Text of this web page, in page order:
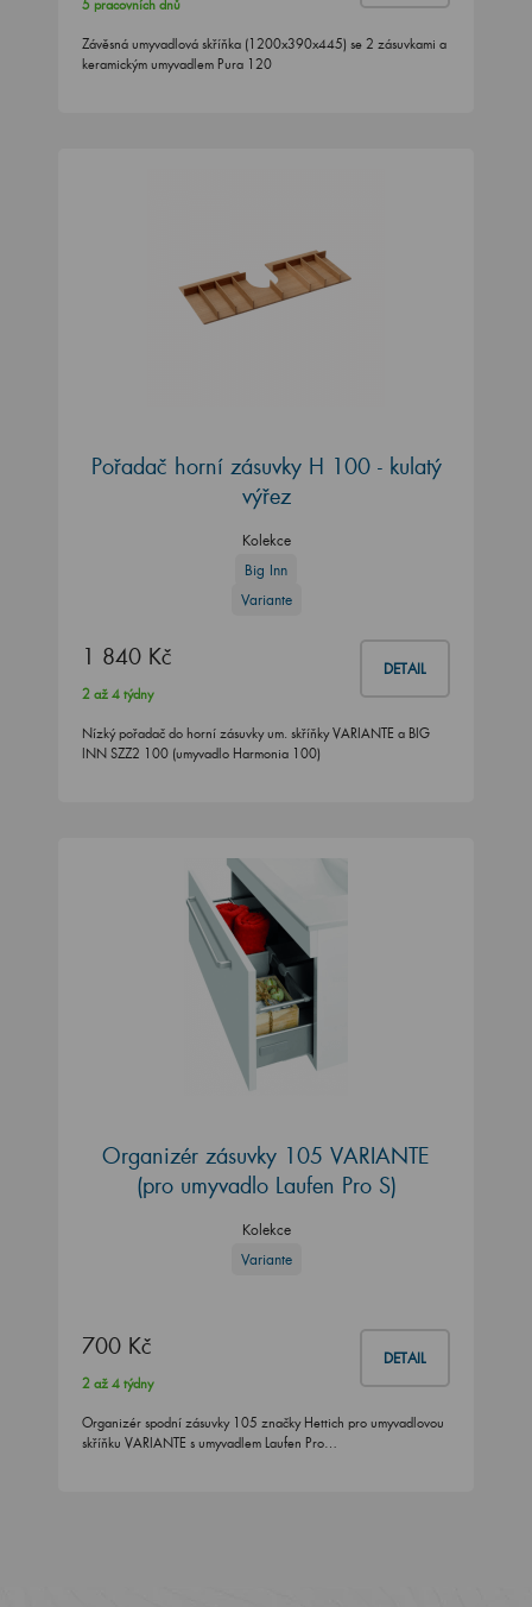
5 pracovních dnů
Závěsná umyvadlová skříňka (1200x390x445) se 2 zásuvkami a
keramickým umyvadlem Pura 120
Pořadač horní zásuvky H 100 - kulatý
výřez
Kolekce
Big Inn
Variante
1 840 Kč DETAIL
2 až 4 týdny
Nízký pořadač do horní zásuvky um. skříňky VARIANTE a BIG
INN SZZ2 100 (umyvadlo Harmonia 100)
Organizér zásuvky 105 VARIANTE
(pro umyvadlo Laufen Pro S)
Kolekce
Variante
700 Kč DETAIL
2 až 4 týdny
Organizér spodní zásuvky 105 značky Hettich pro umyvadlovou
skříňku VARIANTE s umyvadlem Laufen Pro…